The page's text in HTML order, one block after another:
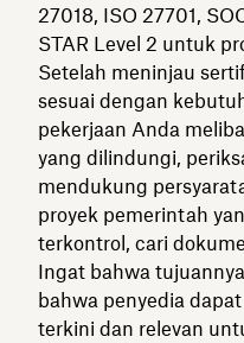
27018, ISO 27701,
STAR Level 2 untuk
Setelah meninjau
sesuai dengan
pekerjaan Anda
yang dilindungi,
mendukung
proyek pemerintah
terkontrol, cari
Ingat bahwa
bahwa penyedia
terkini dan relevan